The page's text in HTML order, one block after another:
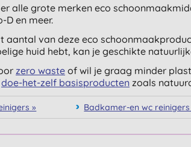
alle grote merken eco
D en meer.
aantal van deze eco
huid hebt, kan je geschikte
zero waste of wil je graag minder
doe-het-zelf basisproducten zoals
» Badkamer-en wc reinigers